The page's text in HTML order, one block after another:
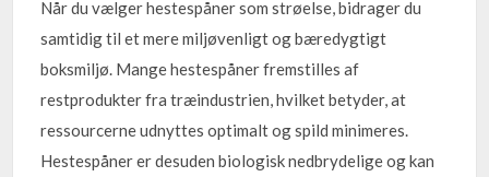
Når du vælger hestespåner som strøelse, bidrager du
samtidig til et mere miljøvenligt og bæredygtigt
boksmiljø. Mange hestespåner fremstilles af
restprodukter fra træindustrien, hvilket betyder, at
ressourcerne udnyttes optimalt og spild minimeres.
Hestespåner er desuden biologisk nedbrydelige og kan